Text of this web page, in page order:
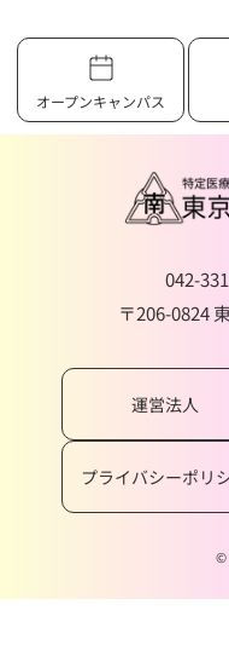
オープンキャンパス
©
042-
〒206-0824
運営法人
プライバシーポリ